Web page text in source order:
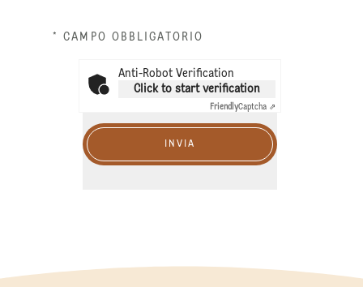
* CAMPO OBBLIGATORIO
Anti-Robot Verification
Click to start verification
FriendlyCaptcha ⇗
INVIA